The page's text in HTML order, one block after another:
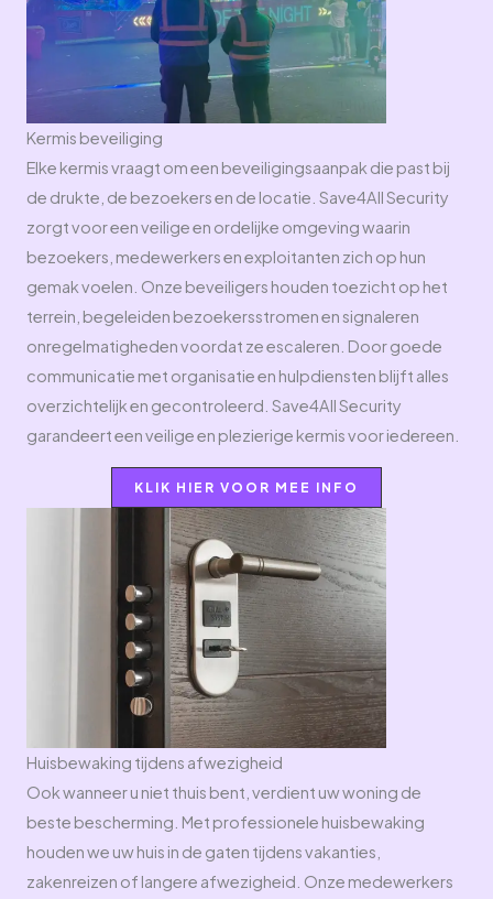
Kermis beveiliging
Elke kermis vraagt om een beveiligingsaanpak die past bij
de drukte, de bezoekers en de locatie. Save4All Security
zorgt voor een veilige en ordelijke omgeving waarin
bezoekers, medewerkers en exploitanten zich op hun
gemak voelen. Onze beveiligers houden toezicht op het
terrein, begeleiden bezoekersstromen en signaleren
onregelmatigheden voordat ze escaleren. Door goede
communicatie met organisatie en hulpdiensten blijft alles
overzichtelijk en gecontroleerd. Save4All Security
garandeert een veilige en plezierige kermis voor iedereen.
KLIK HIER VOOR MEE INFO
Huisbewaking tijdens afwezigheid​
Ook wanneer u niet thuis bent, verdient uw woning de
beste bescherming. Met professionele huisbewaking
houden we uw huis in de gaten tijdens vakanties,
zakenreizen of langere afwezigheid. Onze medewerkers